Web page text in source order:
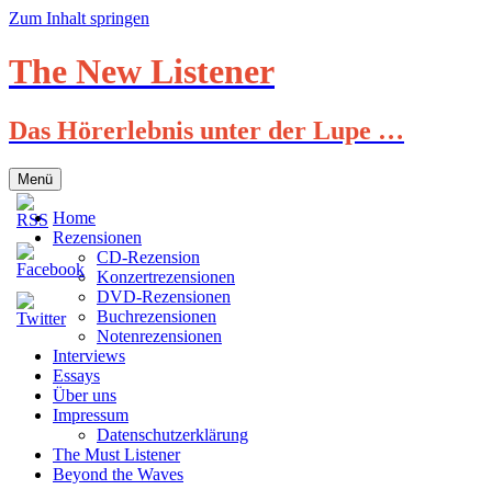
Zum Inhalt springen
The New Listener
Das Hörerlebnis unter der Lupe …
Menü
Home
Rezensionen
CD-Rezension
Konzertrezensionen
DVD-Rezensionen
Buchrezensionen
Notenrezensionen
Interviews
Essays
Über uns
Impressum
Datenschutzerklärung
The Must Listener
Beyond the Waves